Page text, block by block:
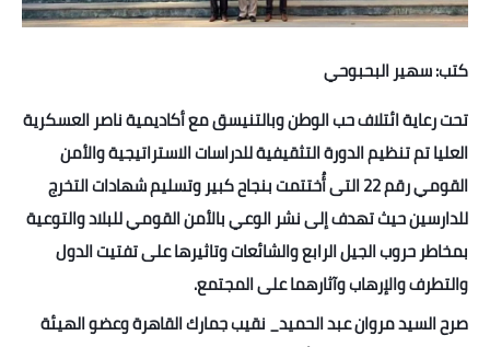
الاسكندرية
سوهاج
أسيوط
شمال سيناء
أخبار الرياضة
أخبار الفن
كتب: سهير البحبوحي
تحت رعاية ائتلاف حب الوطن وبالتنيسق مع أكاديمية ناصر العسكرية
العليا تم تنظيم الدورة التثقيفية للدراسات الاستراتيجية والأمن
القومي رقم 22 التى أُختتمت بنجاح كبير وتسليم شهادات التخرج
للدارسين حيث تهدف إلى نشر الوعي بالأمن القومي للبلاد والتوعية
بمخاطر حروب الجيل الرابع والشائعات وتاثيرها على تفتيت الدول
والتطرف والإرهاب وآثارهما على المجتمع.
صرح السيد مروان عبد الحميد_ نقيب جمارك القاهرة وعضو الهيئة